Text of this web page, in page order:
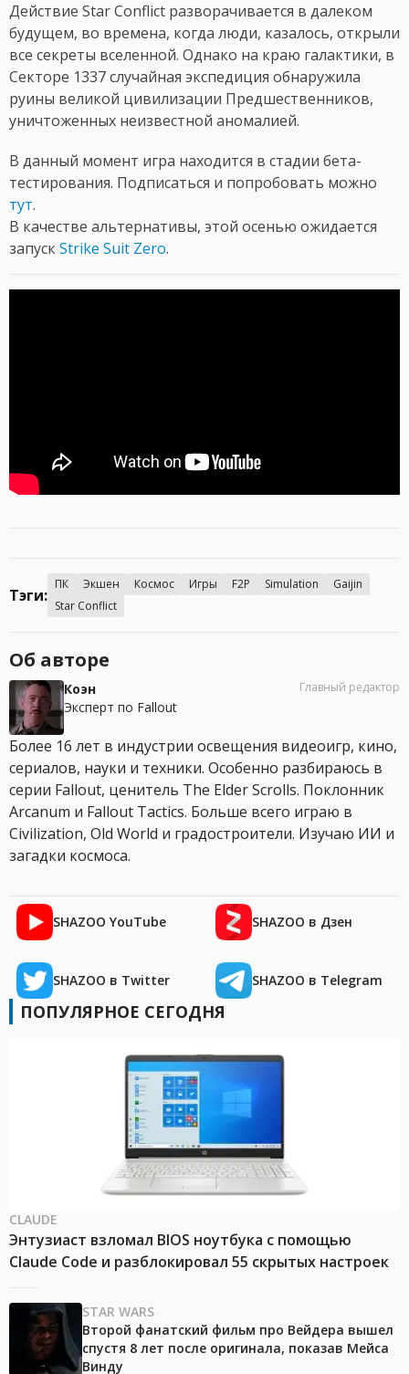
Действие Star Conflict разворачивается в далеком
будущем, во времена, когда люди, казалось, открыли
все секреты вселенной. Однако на краю галактики, в
Секторе 1337 случайная экспедиция обнаружила
руины великой цивилизации Предшественников,
уничтоженных неизвестной аномалией.
В данный момент игра находится в стадии бета-
тестирования. Подписаться и попробовать можно
тут.
В качестве альтернативы, этой осенью ожидается
запускStrike Suit Zero.
Тэги:
ПК Экшен Космос Игры F2P Simulation
Gaijin
Star Conflict
Об авторе
Коэн
Эксперт по Fallout
Главный редактор
Более 16 лет в индустрии освещения видеоигр, кино,
сериалов, науки и техники. Особенно разбираюсь в
серии Fallout, ценитель The Elder Scrolls. Поклонник
Arcanum и Fallout Tactics. Больше всего играю в
Civilization, Old World и градостроители. Изучаю ИИ и
загадки космоса.
SHAZOO YouTube SHAZOO в Дзен
SHAZOO в Twitter SHAZOO в Telegram
ПОПУЛЯРНОЕ СЕГОДНЯ
CLAUDE
Энтузиаст взломал BIOS ноутбука с помощью
Claude Code и разблокировал 55 скрытых настроек
STAR WARS
Второй фанатский фильм про Вейдера вышел
спустя 8 лет после оригинала, показав Мейса
Винду